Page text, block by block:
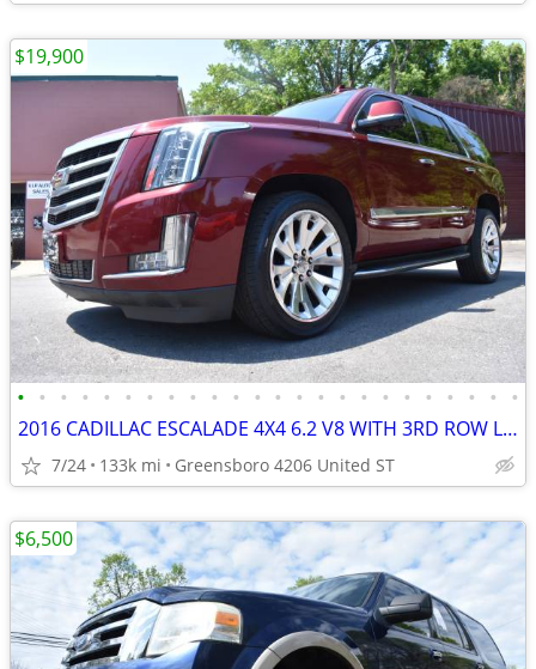
• • • • • • • • • • • • • • • • • • • • • • • •
2016 CADILLAC ESCALADE 4X4 6.2 V8 WITH 3RD ROW LEATHER LUXURY
7/24 133k mi Greensboro 4206 United ST
$19,900
$6,500